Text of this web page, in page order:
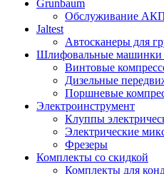
Grunbaum
Обслуживание
Jaltest
Автосканеры для
Шлифовальные машинки
Винтовые
Дизельные
Поршневые
Электроинструмент
Клуппы
Электрические
Фрезеры
Комплекты со скидкой
Комплекты для